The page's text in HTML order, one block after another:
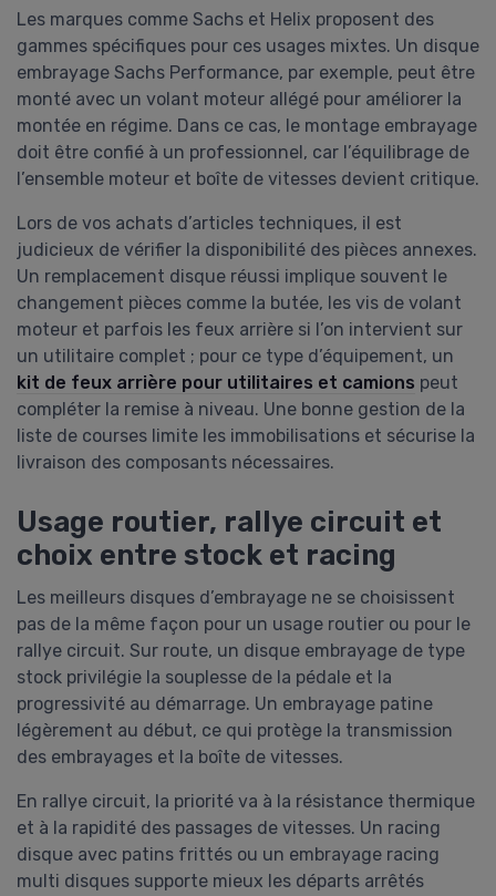
Les marques comme Sachs et Helix proposent des
gammes spécifiques pour ces usages mixtes. Un disque
embrayage Sachs Performance, par exemple, peut être
monté avec un volant moteur allégé pour améliorer la
montée en régime. Dans ce cas, le montage embrayage
doit être confié à un professionnel, car l’équilibrage de
l’ensemble moteur et boîte de vitesses devient critique.
Lors de vos achats d’articles techniques, il est
judicieux de vérifier la disponibilité des pièces annexes.
Un remplacement disque réussi implique souvent le
changement pièces comme la butée, les vis de volant
moteur et parfois les feux arrière si l’on intervient sur
un utilitaire complet ; pour ce type d’équipement, un
kit de feux arrière pour utilitaires et camions peut
compléter la remise à niveau. Une bonne gestion de la
liste de courses limite les immobilisations et sécurise la
livraison des composants nécessaires.
Usage routier, rallye circuit et
choix entre stock et racing
Les meilleurs disques d’embrayage ne se choisissent
pas de la même façon pour un usage routier ou pour le
rallye circuit. Sur route, un disque embrayage de type
stock privilégie la souplesse de la pédale et la
progressivité au démarrage. Un embrayage patine
légèrement au début, ce qui protège la transmission
des embrayages et la boîte de vitesses.
En rallye circuit, la priorité va à la résistance thermique
et à la rapidité des passages de vitesses. Un racing
disque avec patins frittés ou un embrayage racing
multi disques supporte mieux les départs arrêtés